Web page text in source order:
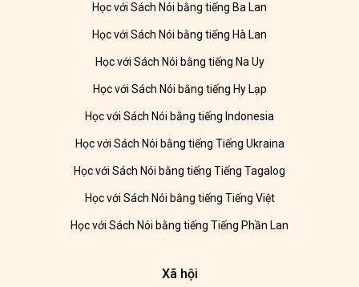
Học với Sách Nói bằng tiếng Ba Lan
Học với Sách Nói bằng tiếng Hà Lan
Học với Sách Nói bằng tiếng Na Uy
Học với Sách Nói bằng tiếng Hy Lạp
Học với Sách Nói bằng tiếng Indonesia
Học với Sách Nói bằng tiếng Tiếng Ukraina
Học với Sách Nói bằng tiếng Tiếng Tagalog
Học với Sách Nói bằng tiếng Tiếng Việt
Học với Sách Nói bằng tiếng Tiếng Phần Lan
Xã hội